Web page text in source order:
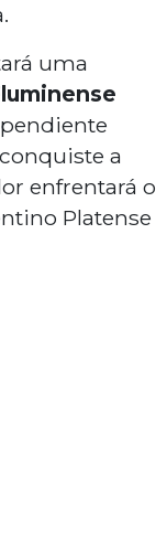
uma
a
enfrentará o
Platense